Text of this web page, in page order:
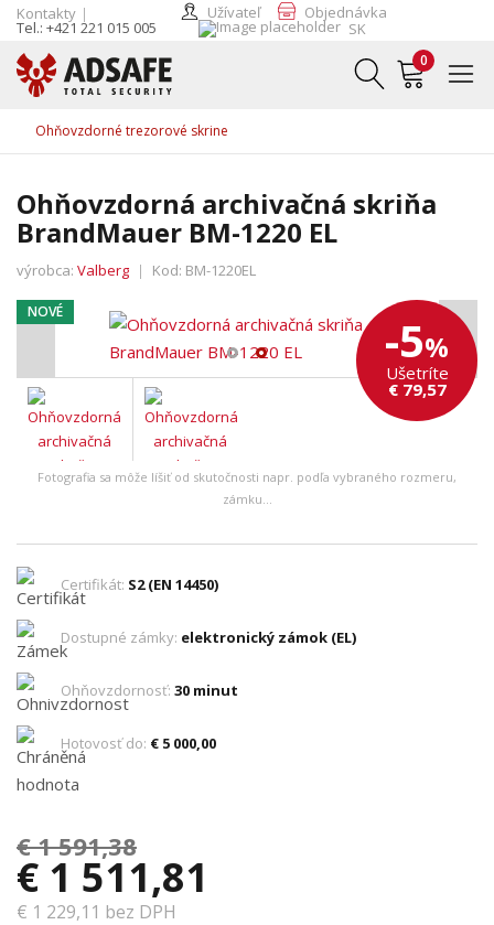
Kontakty
Tel.: +421 221 015 005
Užívateľ
Objednávka
SK
0
Ohňovzdorné trezorové skrine
Ohňovzdorná archivačná skriňa
BrandMauer BM-1220 EL
výrobca: Valberg Kod: BM-1220EL
NOVÉ -5%
Ušetríte
€ 79,57
Fotografia sa môže líšiť od skutočnosti napr. podľa vybraného rozmeru,
zámku...
Certifikát: S2 (EN 14450)
Dostupné zámky: elektronický zámok (EL)
Ohňovzdornosť: 30 minut
Hotovosť do: € 5 000,00
€ 1 591,38
€ 1 511,81
€ 1 229,11 bez DPH